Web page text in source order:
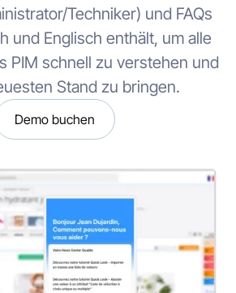
Techniker) und FAQs
und Englisch enthält, um alle
PIM schnell zu verstehen und
Stand zu bringen.
Demo buchen